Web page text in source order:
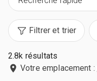
Filtrer et trier
2.8k résultats
Votre emplacement :